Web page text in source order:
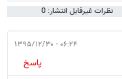
نظرات غیرقابل انتشار: 0
۰۶:۲۴ - ۱۳۹۵/۱۲/۳۰
پاسخ